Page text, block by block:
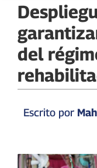
del
Escrito por